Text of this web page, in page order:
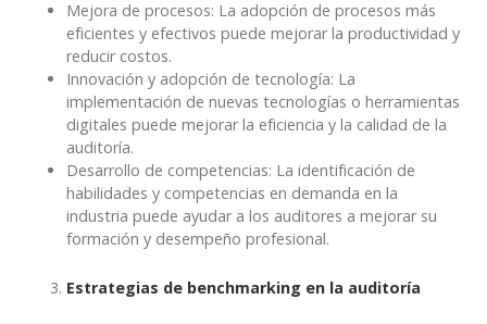
Mejora de procesos: La adopción de procesos más
eficientes y efectivos puede mejorar la productividad y
reducir costos.
Innovación y adopción de tecnología: La
implementación de nuevas tecnologías o herramientas
digitales puede mejorar la eficiencia y la calidad de la
auditoría.
Desarrollo de competencias: La identificación de
habilidades y competencias en demanda en la
industria puede ayudar a los auditores a mejorar su
formación y desempeño profesional.
Estrategias de benchmarking en la auditoría